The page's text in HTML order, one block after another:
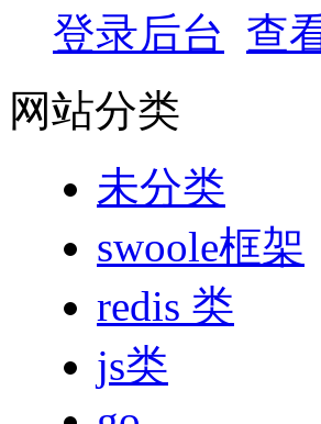
登录后台 查
网站分类
未分类
swoole框架
redis 类
js类